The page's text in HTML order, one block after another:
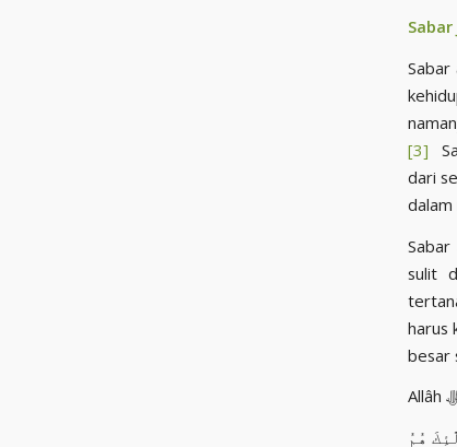
Sabar
[3]
dari
sulit
harus
besar
هُمُ